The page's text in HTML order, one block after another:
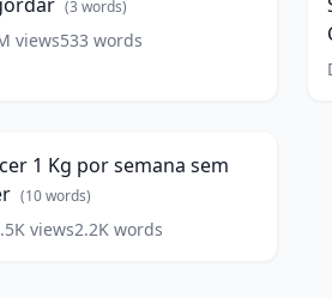
(3 words)
views533 words
e
1 Kg por semana sem
(10words)
views2.2K words